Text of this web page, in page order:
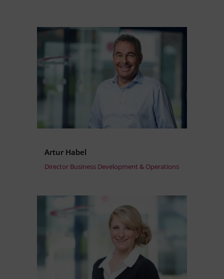
Artur Habel
Director Business Development & Operations